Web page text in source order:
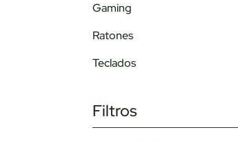
Gaming
Ratones
Teclados
Filtros